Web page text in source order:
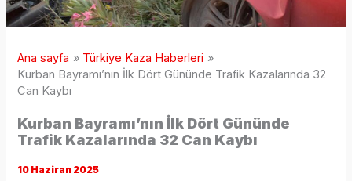
Ana sayfa
Türkiye Kaza Haberleri
Kurban Bayramı’nın İlk Dört Gününde Trafik Kazalarında 32
Can Kaybı
Kurban Bayramı’nın İlk Dört Gününde
Trafik Kazalarında 32 Can Kaybı
10 Haziran 2025